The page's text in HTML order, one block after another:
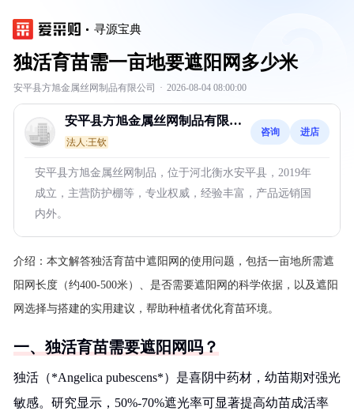
寻源宝典
独活育苗需一亩地要遮阳网多少米
安平县方旭金属丝网制品有限公司 · 2026-08-04 08:00:00
安平县方旭金属丝网制品有限公
司
法人:王钦
咨询 进店
安平县方旭金属丝网制品，位于河北衡水安平县，2019年
成立，主营防护棚等，专业权威，经验丰富，产品远销国
内外。
介绍： 本文解答独活育苗中遮阳网的使用问题，包括一亩地所需遮
阳网长度（约400-500米）、是否需要遮阳网的科学依据，以及遮阳
网选择与搭建的实用建议，帮助种植者优化育苗环境。
一、独活育苗需要遮阳网吗？
独活（*Angelica pubescens*）是喜阴中药材，幼苗期对强光
敏感。研究显示，50%-70%遮光率可显著提高幼苗成活率